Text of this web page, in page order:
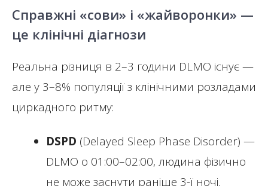
Справжні «сови» і «жайворонки» —
це клінічні діагнози
Реальна різниця в 2–3 години DLMO існує —
але у 3–8% популяції з клінічними розладами
циркадного ритму:
DSPD (Delayed Sleep Phase Disorder) —
DLMO о 01:00–02:00, людина фізично
не може заснути раніше 3-ї ночі.